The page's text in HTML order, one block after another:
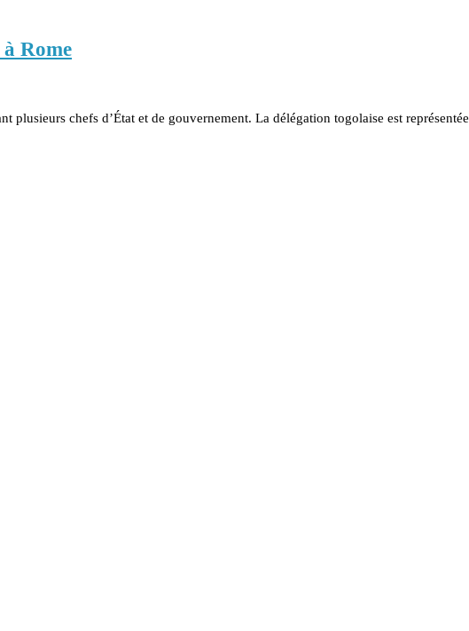
Rome
plusieurs chefs d’État et de gouvernement. La délégation togolaise est représentée